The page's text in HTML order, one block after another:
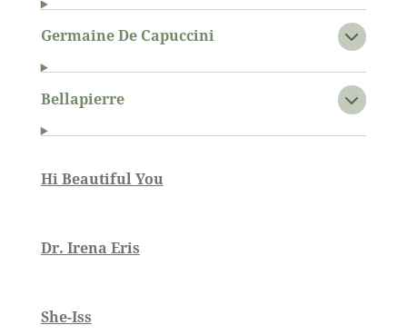
Germaine De Capuccini
Bellapierre
Hi Beautiful You
Dr. Irena Eris
She-Iss